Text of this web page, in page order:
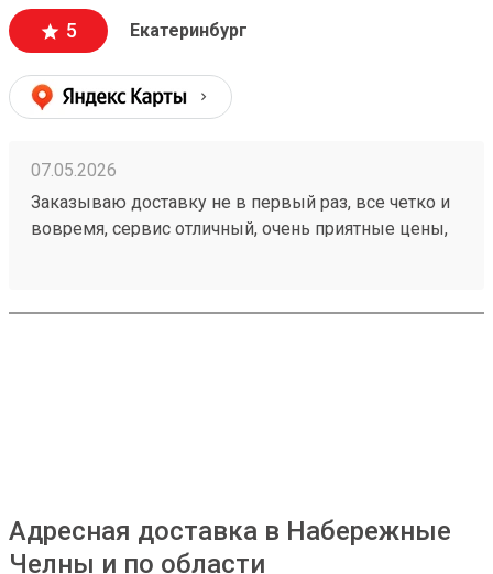
сохранности , и сотрудники аккуратны при загрузке
, выгрузке 🙌🏻 Заказ 260502771
5 Екатеринбург
07.05.2026
Заказываю доставку не в первый раз, все четко и
вовремя, сервис отличный, очень приятные цены,
Адресная доставка в Набережные
Челны и по области